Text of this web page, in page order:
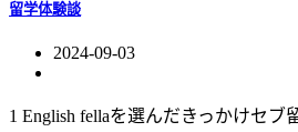
留学体験談
2024-09-03
1 English fellaを選んだきっかけセブ